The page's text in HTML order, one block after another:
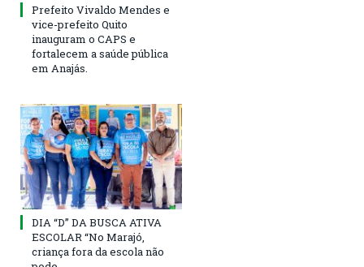
Prefeito Vivaldo Mendes e
vice-prefeito Quito
inauguram o CAPS e
fortalecem a saúde pública
em Anajás.
DIA “D” DA BUSCA ATIVA
ESCOLAR “No Marajó,
criança fora da escola não